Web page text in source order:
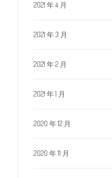
2021 年 4 月
2021 年 3 月
2021 年 2 月
2021 年 1 月
2020 年 12 月
2020 年 11 月